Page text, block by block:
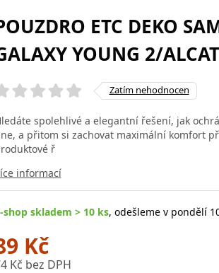
ETC DEKO
YOUNG 2/
Zatím nehodnocen
spolehlivé a elegantní řešení, jak
a přitom si zachovat maximální komfort
ř
informací
shop skladem > 10 ks, odešleme v pondělí
Kč
Kč bez DPH